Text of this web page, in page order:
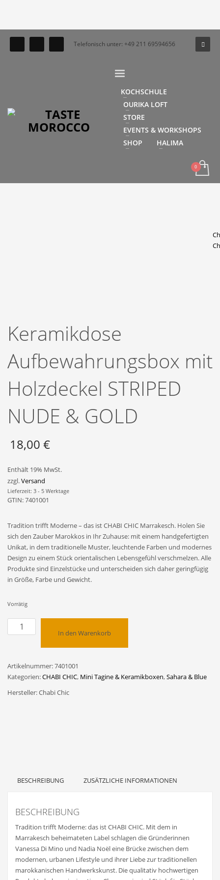
Telefonisch unter: +49 211 69594656
KOCHSCHULE
OURIKA LOFT
STORE
EVENTS & WORKSHOPS
SHOP
HALIMA
Keramikdose
Aufbewahrungsbox mit
Holzdeckel STRIPED
NUDE & GOLD
18,00 €
Enthält 19% MwSt.
zzgl.Versand
Lieferzeit: 3 - 5 Werktage
GTIN: 7401001
Tradition trifft Moderne – das ist CHABI CHIC Marrakesch. Holen Sie
sich den Zauber Marokkos in Ihr Zuhause: mit einem handgefertigten
Unikat, in dem traditionelle Muster, leuchtende Farben und modernes
Design zu einem Stück orientalischen Lebensgefühl verschmelzen. Alle
Produkte sind Einzelstücke und unterscheiden sich daher geringfügig
in Größe, Farbe und Gewicht.
Vorrätig
Keramikdose
Aufbewahrungsbox
STRIPED
NUDE
In den Warenkorb
Artikelnummer:7401001
Kategorien:CHABI CHIC, Mini Tagine & Keramikboxen,Sahara & Blue
Hersteller:Chabi Chic
BESCHREIBUNG ZUSÄTZLICHE INFORMATIONEN
BESCHREIBUNG
Tradition trifft Moderne: das ist CHABI CHIC. Mit dem in
Marrakesch beheimateten Label schlagen die Gründerinnen
Vanessa Di Mino und Nadia Noël eine Brücke zwischen dem
modernen, urbanen Lifestyle und ihrer Liebe zur traditionellen
marokkanischen Handwerkskunst. Die qualitativ hochwertigen